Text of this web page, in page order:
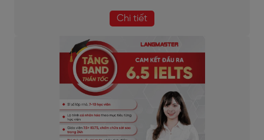
Chi tiết